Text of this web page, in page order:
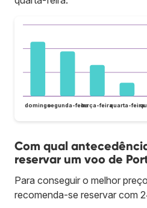
domingosegunda-feiraterça-feiraquarta-feira
Com qual
reservar um voo de
Para conseguir o melhor
recomenda-se reservar com